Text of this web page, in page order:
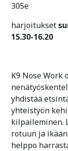
305e
harjoitukset
15.30-16.20
K9 Nose Work
yhdistää
yhteistyön
kilpaileminen.
rotuun ja
helppo